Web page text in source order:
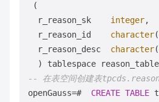
(
  r_reason_sk
integer,
  r_reason_id
character(
  r_reason_desc
character(
-- 在表空间创建表
openGauss=# CREATE TABLE